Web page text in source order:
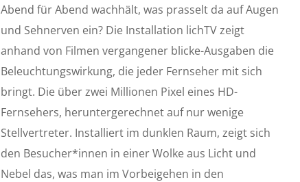
Abend für Abend wachhält, was prasselt da auf Augen
und Sehnerven ein? Die Installation lichTV zeigt
anhand von Filmen vergangener blicke-Ausgaben die
Beleuchtungswirkung, die jeder Fernseher mit sich
bringt. Die über zwei Millionen Pixel eines HD-
Fernsehers, heruntergerechnet auf nur wenige
Stellvertreter. Installiert im dunklen Raum, zeigt sich
den Besucher*innen in einer Wolke aus Licht und
Nebel das, was man im Vorbeigehen in den